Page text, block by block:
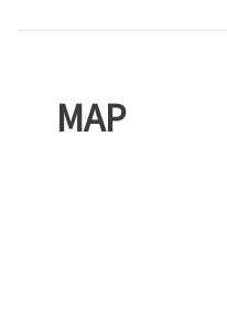
MAP